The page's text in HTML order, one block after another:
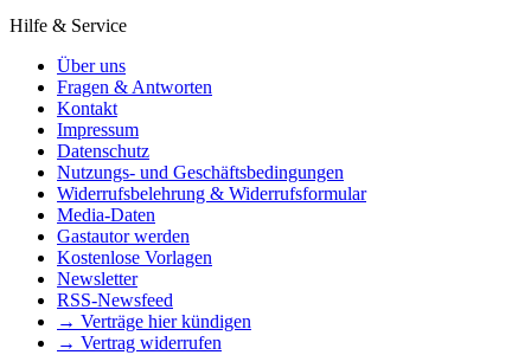
Hilfe & Service
Über uns
Fragen & Antworten
Kontakt
Impressum
Datenschutz
Nutzungs- und Geschäftsbedingungen
Widerrufsbelehrung & Widerrufsformular
Media-Daten
Gastautor werden
Kostenlose Vorlagen
Newsletter
RSS-Newsfeed
→ Verträge hier kündigen
→ Vertrag widerrufen